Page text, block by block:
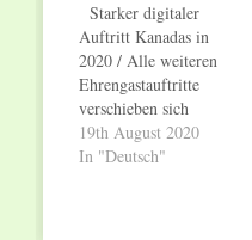
Starker digitaler
Auftritt Kanadas in
2020 / Alle weiteren
Ehrengastauftritte
verschieben sich
ebenfalls um ein Jahr
Der für 2020 geplante
19th August 2020
In "Deutsch"